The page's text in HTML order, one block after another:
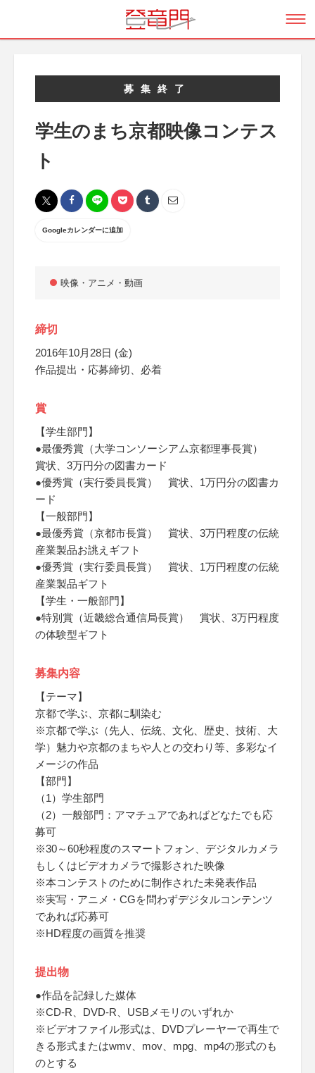
募集終了
学生のまち京都映像コンテス
ト
Googleカレンダーに追加
映像・アニメ・動画
締切
2016年10月28日 (金)
作品提出・応募締切、必着
賞
【学生部門】
●最優秀賞（大学コンソーシアム京都理事長賞）
賞状、3万円分の図書カード
●優秀賞（実行委員長賞） 賞状、1万円分の図書カ
ード
【一般部門】
●最優秀賞（京都市長賞） 賞状、3万円程度の伝統
産業製品お誂えギフト
●優秀賞（実行委員長賞） 賞状、1万円程度の伝統
産業製品ギフト
【学生・一般部門】
●特別賞（近畿総合通信局長賞） 賞状、3万円程度
の体験型ギフト
募集内容
【テーマ】
京都で学ぶ、京都に馴染む
※京都で学ぶ（先人、伝統、文化、歴史、技術、大
学）魅力や京都のまちや人との交わり等、多彩なイ
メージの作品
【部門】
（1）学生部門
（2）一般部門：アマチュアであればどなたでも応
募可
※30～60秒程度のスマートフォン、デジタルカメラ
もしくはビデオカメラで撮影された映像
※本コンテストのために制作された未発表作品
※実写・アニメ・CGを問わずデジタルコンテンツ
であれば応募可
※HD程度の画質を推奨
提出物
●作品を記録した媒体
※CD-R、DVD-R、USBメモリのいずれか
※ビデオファイル形式は、DVDプレーヤーで再生で
きる形式またはwmv、mov、mpg、mp4の形式のも
のとする